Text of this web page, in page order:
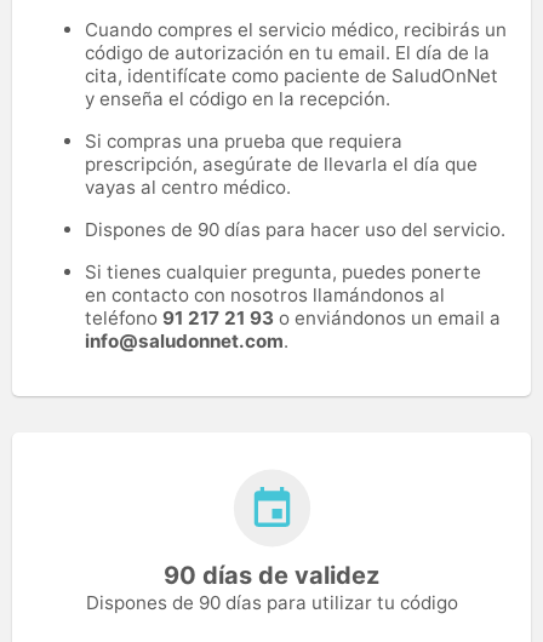
Cuando compres el servicio médico, recibirás un
código de autorización en tu email. El día de la
cita, identifícate como paciente de SaludOnNet
y enseña el código en la recepción.
Si compras una prueba que requiera
prescripción, asegúrate de llevarla el día que
vayas al centro médico.
Dispones de 90 días para hacer uso del servicio.
Si tienes cualquier pregunta, puedes ponerte
en contacto con nosotros llamándonos al
teléfono 91 217 21 93 o enviándonos un email a
info@saludonnet.com.
90 días de validez
Dispones de 90 días para utilizar tu código